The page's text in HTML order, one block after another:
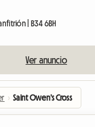
| B34 6BH
Ver anuncio
› Saint Owen's Cross